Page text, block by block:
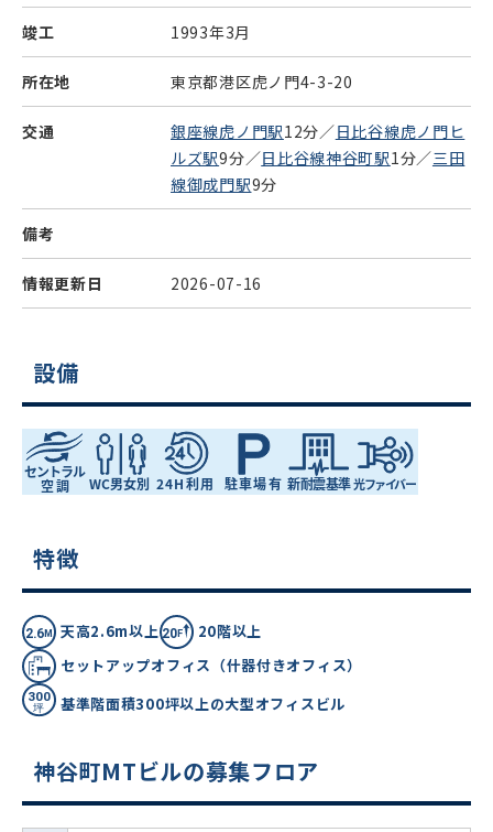
竣工 1993年3月
所在地 東京都港区虎ノ門4-3-20
交通 銀座線虎ノ門駅12分／日比谷線虎ノ門ヒ
ルズ駅9分／日比谷線神谷町駅1分／三田
線御成門駅9分
備考
情報更新日 2026-07-16
設備
特徴
天高2.6m以上
20階以上
セットアップオフィス（什器付きオフィス）
基準階面積300坪以上の大型オフィスビル
神谷町MTビルの募集フロア